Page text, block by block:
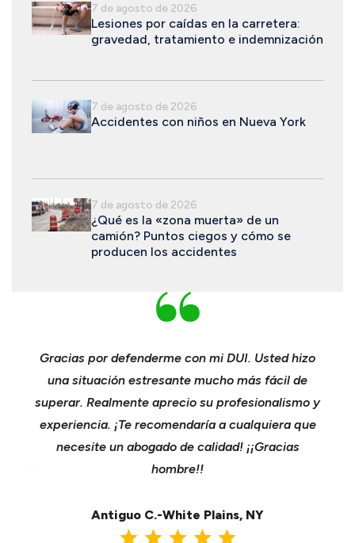
7 de agosto de 2026
Lesiones por caídas en la carretera:
gravedad, tratamiento e indemnización
7 de agosto de 2026
Accidentes con niños en Nueva York
7 de agosto de 2026
¿Qué es la «zona muerta» de un
camión? Puntos ciegos y cómo se
producen los accidentes
Gracias por defenderme con mi DUI. Usted hizo
una situación estresante mucho más fácil de
superar. Realmente aprecio su profesionalismo y
experiencia. ¡Te recomendaría a cualquiera que
necesite un abogado de calidad! ¡¡Gracias
hombre!!
Antiguo C.-White Plains, NY